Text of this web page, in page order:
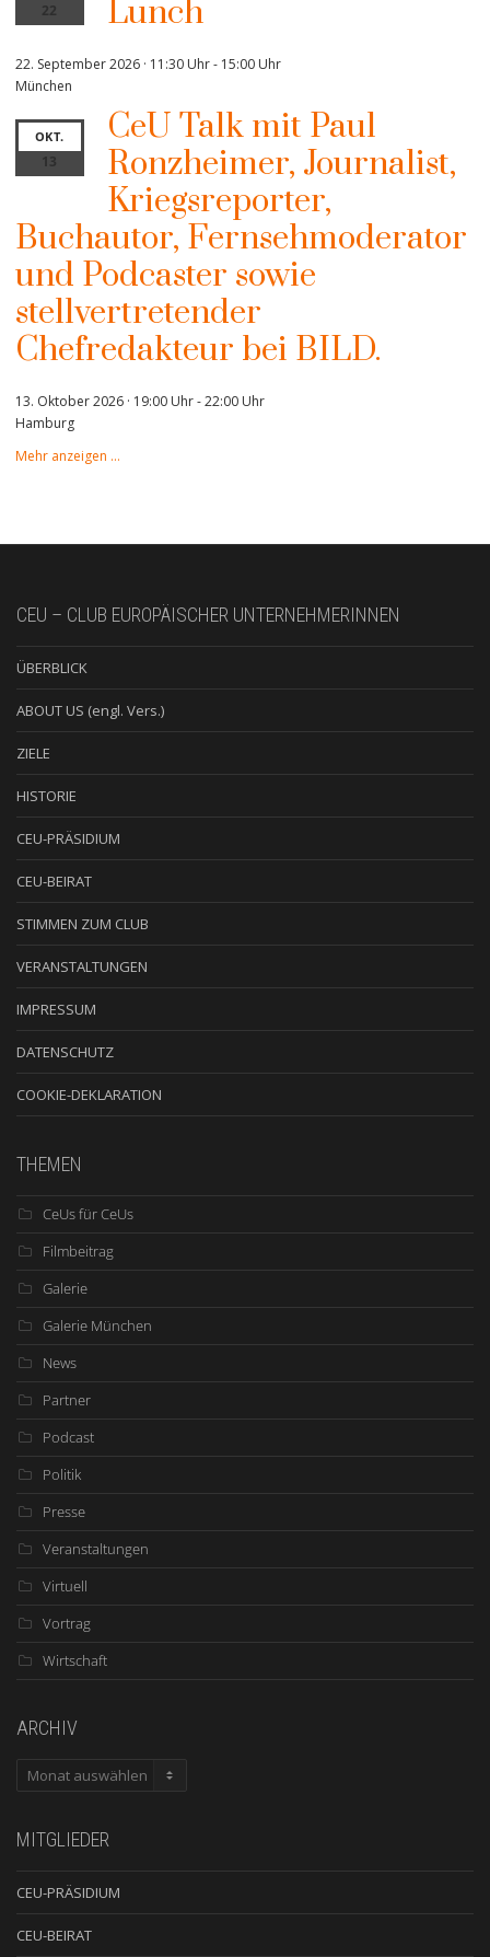
22 Lunch
22. September 2026 · 11:30 Uhr- 15:00 Uhr
München
OKT.
13
CeU Talk mit Paul
Ronzheimer, Journalist,
Kriegsreporter,
Buchautor, Fernsehmoderator
und Podcaster sowie
stellvertretender
Chefredakteur bei BILD.
13. Oktober 2026 · 19:00 Uhr-22:00 Uhr
Hamburg
Mehr anzeigen …
CEU – CLUB EUROPÄISCHER UNTERNEHMERINNEN
ÜBERBLICK
ABOUT US (engl. Vers.)
ZIELE
HISTORIE
CEU-PRÄSIDIUM
CEU-BEIRAT
STIMMEN ZUM CLUB
VERANSTALTUNGEN
IMPRESSUM
DATENSCHUTZ
COOKIE-DEKLARATION
THEMEN
CeUs für CeUs
Filmbeitrag
Galerie
Galerie München
News
Partner
Podcast
Politik
Presse
Veranstaltungen
Virtuell
Vortrag
Wirtschaft
ARCHIV
ARCHIV
MITGLIEDER
CEU-PRÄSIDIUM
CEU-BEIRAT